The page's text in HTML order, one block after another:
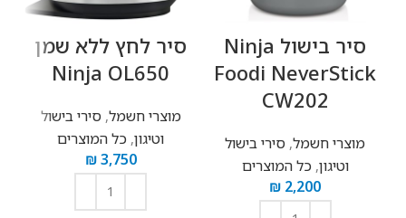
‏סיר בישול Ninja
Foodi NeverStick
CW202
מוצרי חשמל, סירי בישול
וטיגון,כל המוצרים
₪ 2,200
‏סיר לחץ ‏ללא שמן
Ninja OL650
מוצרי חשמל, סירי בישול
וטיגון, כל המוצרים
₪3,750